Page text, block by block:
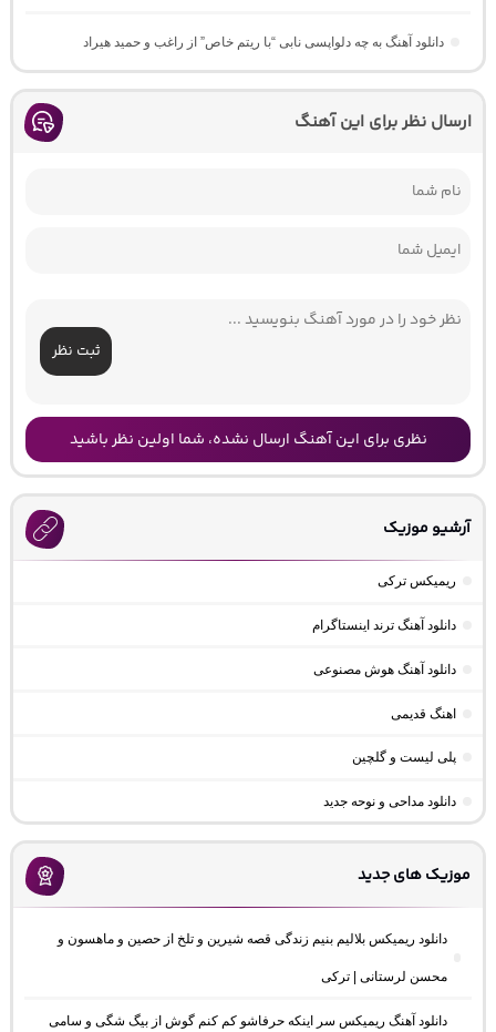
دانلود آهنگ به چه دلواپسی نابی “با ریتم خاص” از راغب و حمید هیراد
ارسال نظر برای این آهنگ
ثبت نظر
نظری برای این آهنگ ارسال نشده، شما اولین نظر باشید
آرشیو موزیک
ریمیکس ترکی
دانلود آهنگ ترند اینستاگرام
دانلود آهنگ هوش مصنوعی
اهنگ قدیمی
پلی لیست و گلچین
دانلود مداحی و نوحه جدید
موزیک های جدید
دانلود ریمیکس بلالیم بنیم زندگی قصه شیرین و تلخ از حصین و ماهسون و
محسن لرستانی | ترکی
دانلود آهنگ ریمیکس سر اینکه حرفاشو کم کنم گوش از بیگ شگی و سامی